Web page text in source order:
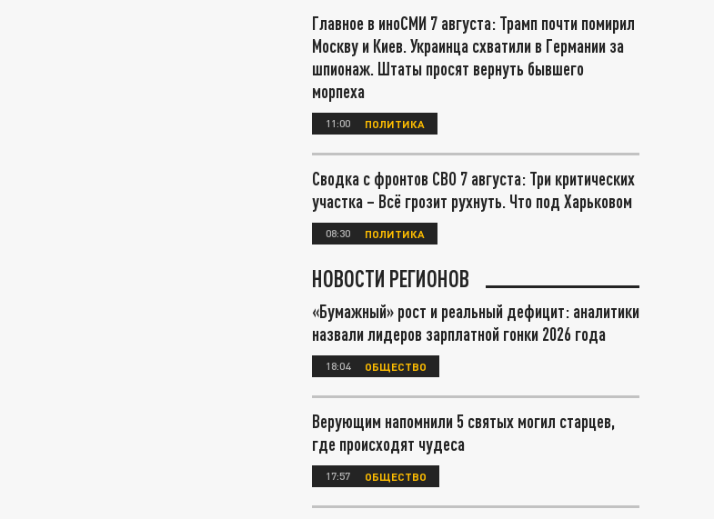
Главное в иноСМИ 7 августа: Трамп почти помирил
Москву и Киев. Украинца схватили в Германии за
шпионаж. Штаты просят вернуть бывшего
морпеха
11:00 ПОЛИТИКА
Сводка с фронтов СВО 7 августа: Три критических
участка – Всё грозит рухнуть. Что под Харьковом
08:30 ПОЛИТИКА
НОВОСТИ РЕГИОНОВ
«Бумажный» рост и реальный дефицит: аналитики
назвали лидеров зарплатной гонки 2026 года
18:04 ОБЩЕСТВО
Верующим напомнили 5 святых могил старцев,
где происходят чудеса
17:57 ОБЩЕСТВО